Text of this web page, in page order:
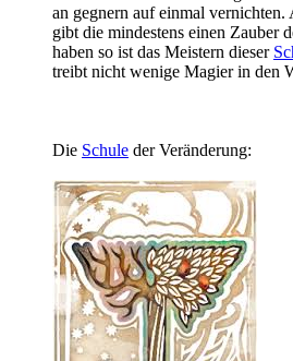
an gegnern auf einmal
gibt die mindestens einen Zauber
haben so ist das Meistern dieser
treibt nicht wenige Magier in den
Die Schule der Veränderung: